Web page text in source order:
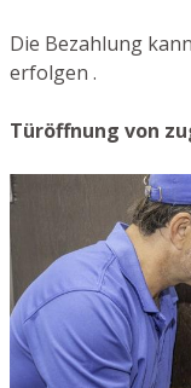
Die Bezahlung
erfolgen .
Türöffnung von